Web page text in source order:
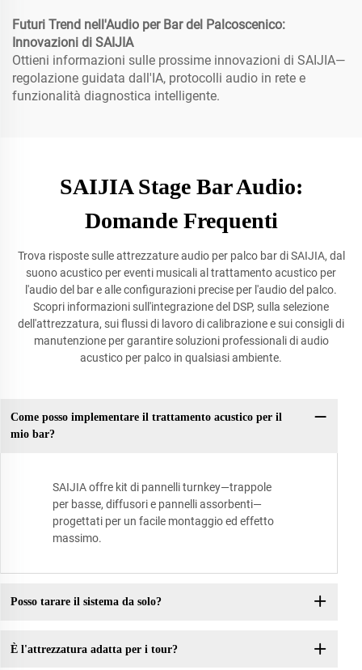
Futuri Trend nell'Audio per Bar del Palcoscenico:
Innovazioni di SAIJIA
Ottieni informazioni sulle prossime innovazioni di SAIJIA—
regolazione guidata dall'IA, protocolli audio in rete e
funzionalità diagnostica intelligente.
SAIJIA Stage Bar Audio:
Domande Frequenti
Trova risposte sulle attrezzature audio per palco bar di SAIJIA, dal
suono acustico per eventi musicali al trattamento acustico per
l'audio del bar e alle configurazioni precise per l'audio del palco.
Scopri informazioni sull'integrazione del DSP, sulla selezione
dell'attrezzatura, sui flussi di lavoro di calibrazione e sui consigli di
manutenzione per garantire soluzioni professionali di audio
acustico per palco in qualsiasi ambiente.
Come posso implementare il trattamento acustico per il
mio bar?
SAIJIA offre kit di pannelli turnkey—trappole
per basse, diffusori e pannelli assorbenti—
progettati per un facile montaggio ed effetto
massimo.
Posso tarare il sistema da solo?
È l'attrezzatura adatta per i tour?